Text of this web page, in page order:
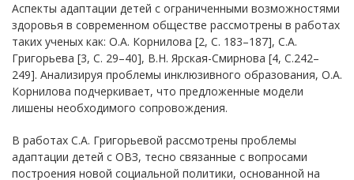
Аспекты адаптации детей с ограниченными возможностями
здоровья в современном обществе рассмотрены в работах
таких ученых как: О.А. Корнилова [2, С. 183–187], С.А.
Григорьева [3, С. 29–40], В.Н. Ярская-Смирнова [4, С.242–
249]. Анализируя проблемы инклюзивного образования, О.А.
Корнилова подчеркивает, что предложенные модели
лишены необходимого сопровождения.
В работах С.А. Григорьевой рассмотрены проблемы
адаптации детей с ОВЗ, тесно связанные с вопросами
построения новой социальной политики, основанной на